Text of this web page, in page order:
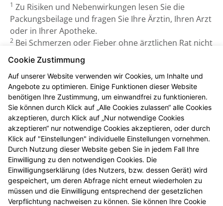
1 Zu Risiken und Nebenwirkungen lesen Sie die
Packungsbeilage und fragen Sie Ihre Ärztin, Ihren Arzt
oder in Ihrer Apotheke.
2 Bei Schmerzen oder Fieber ohne ärztlichen Rat nicht
länger anwenden als in der Packungsbeilage
vorgegeben!
© Alle Rechte vorbehalten. Nachdruck – auch
auszugsweise – ist nicht gestattet! Alle Angaben
gelten, solange der Vorrat reicht. Druckfehler
vorbehalten. Alle Preise in Euro inkl. MwSt.
4BVP = niedrigster Gesamtpreis innerhalb der letzten
30 Tage vor der Preisermäßigung
5Zu Risiken und Nebenwirkungen lesen Sie die
Packungsbeilage und fragen Sie Ihre Tierärztin, Ihren
Tierarzt oder in Ihrer Apotheke.6Biozide vorsichtig
verwenden. Vor Gebrauch stets Etikett und
Produktinformation lesen.
Cookie Zustimmung
Auf unserer Website verwenden wir Cookies, um Inhalte und
Angebote zu optimieren. Einige Funktionen dieser Website
benötigen Ihre Zustimmung, um einwandfrei zu funktionieren.
Sie können durch Klick auf „Alle Cookies zulassen“ alle Cookies
akzeptieren, durch Klick auf „Nur notwendige Cookies
akzeptieren“ nur notwendige Cookies akzeptieren, oder durch
Klick auf "Einstellungen" individuelle Einstellungen vornehmen.
Durch Nutzung dieser Website geben Sie in jedem Fall Ihre
Einwilligung zu den notwendigen Cookies. Die
Einwilligungserklärung (des Nutzers, bzw. dessen Gerät) wird
gespeichert, um deren Abfrage nicht erneut wiederholen zu
müssen und die Einwilligung entsprechend der gesetzlichen
Verpflichtung nachweisen zu können. Sie können Ihre Cookie